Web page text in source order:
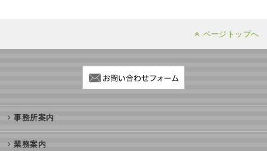
ページトップへ
事務所案内
業務案内